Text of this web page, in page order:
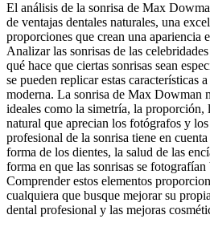
El análisis de la sonrisa de Max
de ventajas dentales naturales, una
proporciones que crean una apariencia
Analizar las sonrisas de las
qué hace que ciertas sonrisas sean
se pueden replicar estas características
moderna. La sonrisa de Max Dowman
ideales como la simetría, la proporción,
natural que aprecian los fotógrafos y
profesional de la sonrisa tiene en
forma de los dientes, la salud de las
forma en que las sonrisas se
Comprender estos elementos
cualquiera que busque mejorar su
dental profesional y las mejoras